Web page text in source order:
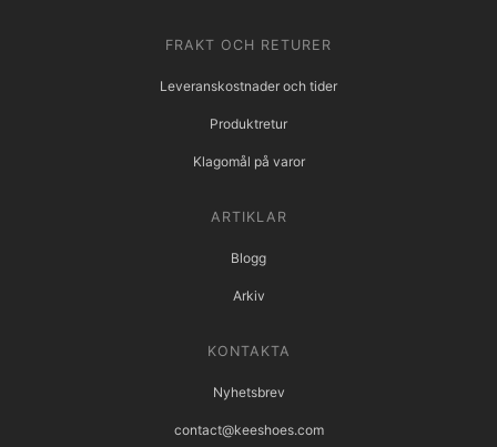
FRAKT OCH RETURER
Leveranskostnader och tider
Produktretur
Klagomål på varor
ARTIKLAR
Blogg
Arkiv
KONTAKTA
Nyhetsbrev
contact@keeshoes.com